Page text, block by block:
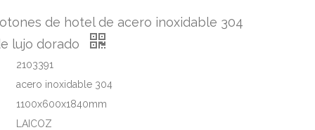
de hotel de acero inoxidable 304
lujo dorado
2103391
acero inoxidable 304
1100x600x1840mm
LAICOZ